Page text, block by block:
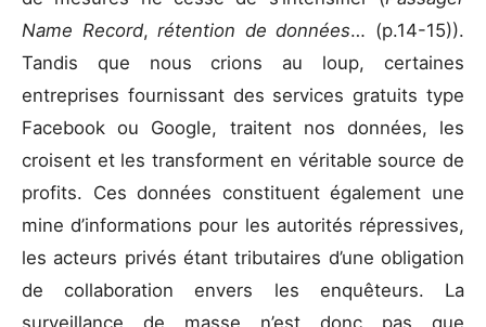
Name Record,rétention de données… (p.14-15)).
Tandis que nous crions au loup, certaines
entreprises fournissant des services gratuits type
Facebook ou Google, traitent nos données, les
croisent et les transforment en véritable source de
profits. Ces données constituent également une
mine d’informations pour les autorités répressives,
les acteurs privés étant tributaires d’une obligation
de collaboration envers les enquêteurs. La
surveillance de masse n’est donc pas que